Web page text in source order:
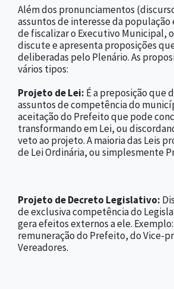
Além dos pronunciamentos
assuntos de interesse da população
de fiscalizar o Executivo Municipal,
discute e apresenta proposições
deliberadas pelo Plenário. As
vários tipos:
Projeto de Lei: É a preposição que
assuntos de competência do
aceitação do Prefeito que pode
transformando em Lei, ou
veto ao projeto. A maioria das Leis
de Lei Ordinária, ou simplesmente
Projeto de Decreto Legislativo:
de exclusiva competência do
gera efeitos externos a ele.
remuneração do Prefeito, do Vice-
Vereadores.